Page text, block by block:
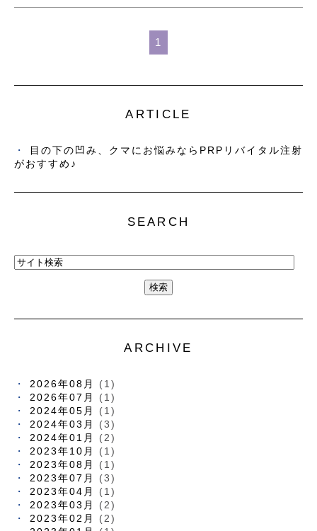
1
ARTICLE
目の下の凹み、クマにお悩みならPRPリバイタル注射
がおすすめ♪
SEARCH
ARCHIVE
2026年08月
(1)
2026年07月
(1)
2024年05月
(1)
2024年03月
(3)
2024年01月
(2)
2023年10月
(1)
2023年08月
(1)
2023年07月
(3)
2023年04月
(1)
2023年03月
(2)
2023年02月
(2)